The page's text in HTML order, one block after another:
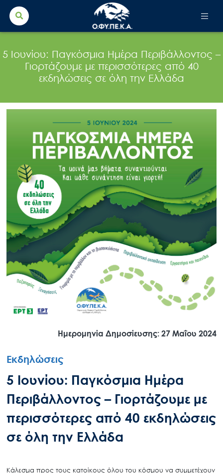
Search
for:
5 Ιουνίου: Παγκόσμια Ημέρα Περιβάλλοντος –
Γιορτάζουμε με περισσότερες από 40
εκδηλώσεις σε όλη την Ελλάδα
Ημερομηνία Δημοσίευσης: 27 Μαΐου 2024
Εκδηλώσεις
5 Ιουνίου: Παγκόσμια Ημέρα
Περιβάλλοντος – Γιορτάζουμε με
περισσότερες από 40 εκδηλώσεις
σε όλη την Ελλάδα
Κάλεσμα προς τους κατοίκους όλου του κόσμου να συμμετέχουν